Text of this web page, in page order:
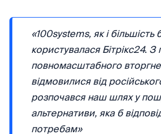
«100systems, як і більшість
користувалася Бітрікс24.
повномасштабного
відмовилися від
розпочався наш шлях у
альтернативи, яка б
потребам»